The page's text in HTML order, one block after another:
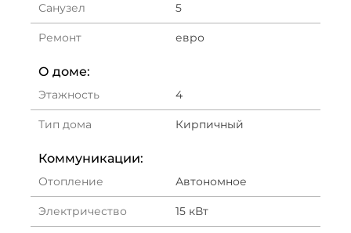
Санузел 5
Ремонт евро
О доме:
Этажность 4
Тип дома Кирпичный
Коммуникации:
Отопление Автономное
Электричество 15 кВт